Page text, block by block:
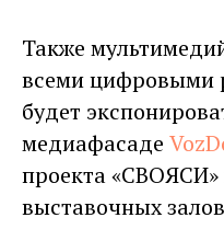
Также
всеми цифровыми
будет
медиафасаде
проекта
выставочных